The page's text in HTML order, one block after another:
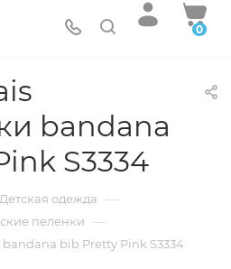
0
bandana
S3334
Детская одежда —
пеленки —
bib Pretty Pink S3334